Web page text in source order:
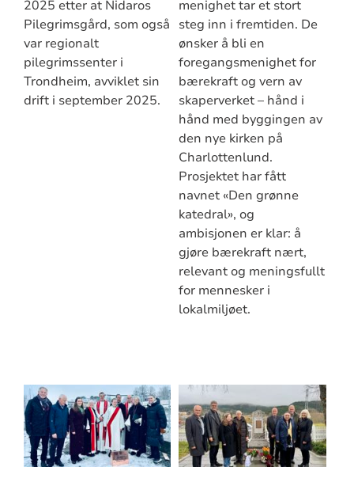
2025 etter at Nidaros
Pilegrimsgård, som også
var regionalt
pilegrimssenter i
Trondheim, avviklet sin
drift i september 2025.
menighet tar et stort
steg inn i fremtiden. De
ønsker å bli en
foregangsmenighet for
bærekraft og vern av
skaperverket – hånd i
hånd med byggingen av
den nye kirken på
Charlottenlund.
Prosjektet har fått
navnet «Den grønne
katedral», og
ambisjonen er klar: å
gjøre bærekraft nært,
relevant og meningsfullt
for mennesker i
lokalmiljøet.